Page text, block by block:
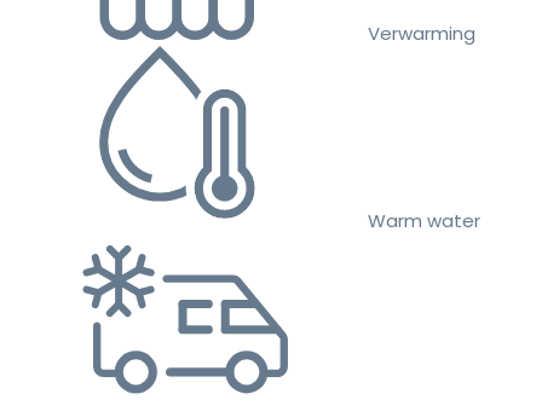
Verwarming
Warm water